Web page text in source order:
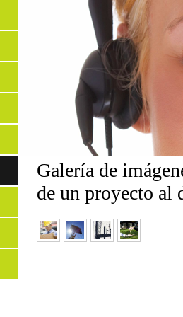
Galería de
de un proyecto al